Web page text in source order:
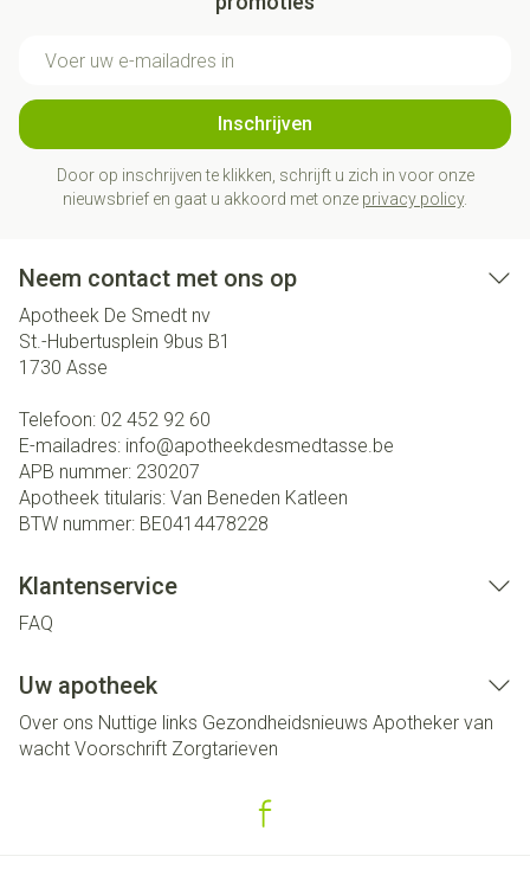
Inschrijven
Door op inschrijven te klikken, schrijft u zich in voor onze
nieuwsbrief en gaat u akkoord met onze privacy policy.
Neem contact met ons op
Apotheek De Smedt nv
St.-Hubertusplein 9bus B1
1730 Asse
Telefoon: 02 452 92 60
E-mailadres: info@apotheekdesmedtasse.be
APB nummer: 230207
Apotheek titularis: Van Beneden Katleen
BTW nummer: BE0414478228
Klantenservice
FAQ
Uw apotheek
Over ons Nuttige links Gezondheidsnieuws Apotheker van
wacht Voorschrift Zorgtarieven